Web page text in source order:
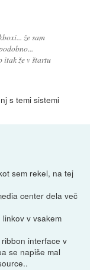
že sam
itak že v štartu
s temi sistemi
sem rekel, na tej
center dela več
v vsakem
interface v
se napiše mal